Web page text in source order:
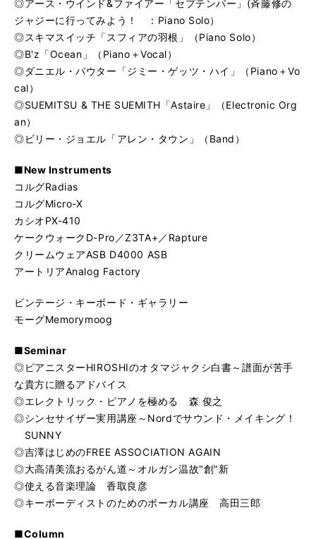
◎アース・ウインド&ファイアー「セプテンバー」(斉藤修の
ジャジーに行ってみよう！ ：Piano Solo）
◎スキマスイッチ「スフィアの羽根」（Piano Solo）
◎B'z「Ocean」（Piano＋Vocal）
◎ダニエル・パウター「ジミー・ゲッツ・ハイ」（Piano＋Vo
cal）
◎SUEMITSU & THE SUEMITH「Astaire」（Electronic Org
an）
◎ビリー・ジョエル「アレン・タウン」（Band）
■New Instruments
コルグRadias
コルグMicro-X
カシオPX-410
ケークウォークD-Pro／Z3TA+／Rapture
クリームウェアASB D4000 ASB
アートリアAnalog Factory
ビンテージ・キーボード・ギャラリー
モーグMemorymoog
■Seminar
◎ピアニスターHIROSHIのオタマジャクシ白書～譜面が苦手
な貴方に贈るアドバイス
◎エレクトリック・ピアノを極める 森 俊之
◎シンセサイザー実用講座～Nordでサウンド・メイキング！
SUNNY
◎吉澤はじめのFREE ASSOCIATION AGAIN
◎大高清美流おるがん道～オルガン温故"創"新
◎使える音楽理論 香取良彦
◎キーボーディストのためのボーカル講座 高田三郎
■Column